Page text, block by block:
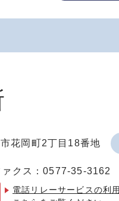
花岡町2丁目18番地
ァクス：0577-35-3162
電話リレーサービスの利